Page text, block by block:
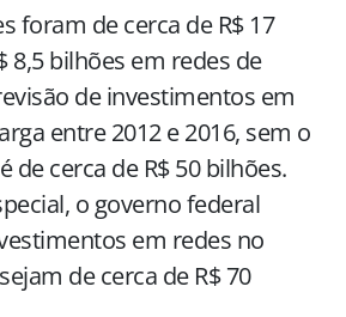
foram de cerca de R$ 17
8,5 bilhões em redes de
de investimentos em
entre 2012 e 2016, sem o
de cerca de R$ 50 bilhões.
o governo federal
em redes no
de cerca de R$ 70